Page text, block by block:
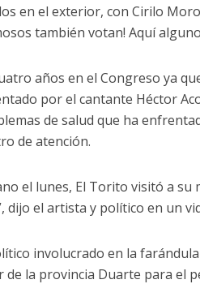
en el exterior, con Cirilo
también votan! Aquí
años en el Congreso ya
por el cantante Héctor
de salud que ha
de atención.
el lunes, El Torito visitó a su
dijo el artista y político en un
involucrado en la
de la provincia Duarte para el